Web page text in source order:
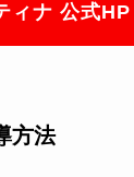
ィナ 公式HP
方法